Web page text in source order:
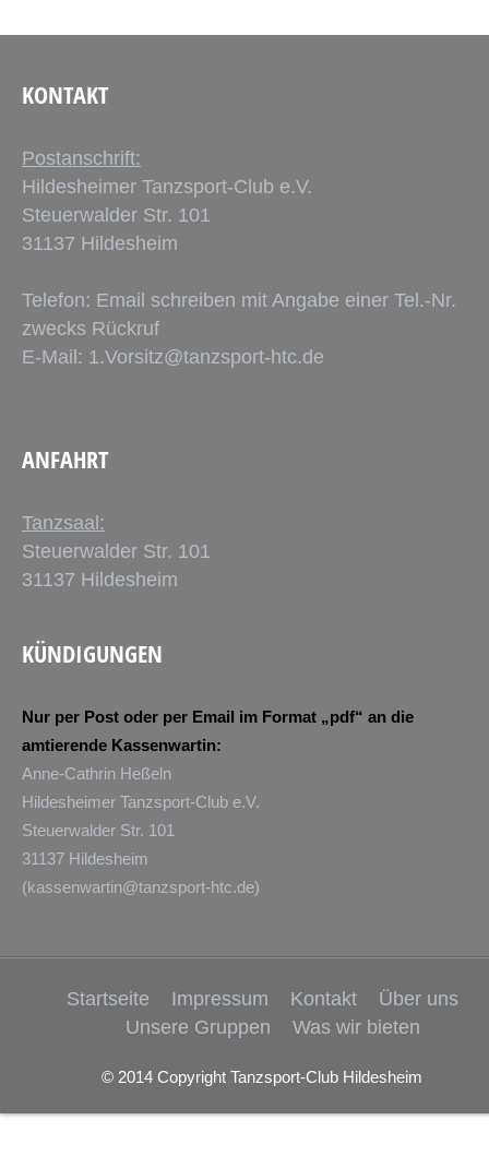
KONTAKT
Postanschrift:
Hildesheimer Tanzsport-Club e.V.
Steuerwalder Str. 101
31137 Hildesheim
Telefon: Email schreiben mit Angabe einer Tel.-Nr.
zwecks Rückruf
E-Mail: 1.Vorsitz@tanzsport-htc.de
ANFAHRT
Tanzsaal:
Steuerwalder Str. 101
31137 Hildesheim
KÜNDIGUNGEN
Nur per Post oder per Email im Format „pdf“ an die
amtierende Kassenwartin:
Anne-Cathrin Heßeln
Hildesheimer Tanzsport-Club e.V.
Steuerwalder Str. 101
31137 Hildesheim
(kassenwartin@tanzsport-htc.de)
Startseite Impressum Kontakt
Über uns
Unsere Gruppen
Was wir bieten
© 2014 Copyright Tanzsport-Club Hildesheim